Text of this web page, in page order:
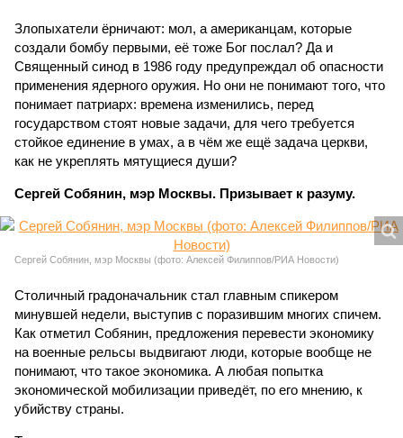
Злопыхатели ёрничают: мол, а американцам, которые
создали бомбу первыми, её тоже Бог послал? Да и
Священный синод в 1986 году предупреждал об опасности
применения ядерного оружия. Но они не понимают того, что
понимает патриарх: времена изменились, перед
государством стоят новые задачи, для чего требуется
стойкое единение в умах, а в чём же ещё задача церкви,
как не укреплять мятущиеся души?
Сергей Собянин, мэр Москвы. Призывает к разуму.
Сергей Собянин, мэр Москвы (фото: Алексей Филиппов/РИА Новости)
Столичный градоначальник стал главным спикером
минувшей недели, выступив с поразившим многих спичем.
Как отметил Собянин, предложения перевести экономику
на военные рельсы выдвигают люди, которые вообще не
понимают, что такое экономика. А любая попытка
экономической мобилизации приведёт, по его мнению, к
убийству страны.